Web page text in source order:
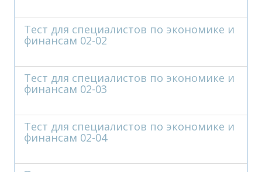
Тест для специалистов по экономике и
финансам 02-02
Тест для специалистов по экономике и
финансам 02-03
Тест для специалистов по экономике и
финансам 02-04